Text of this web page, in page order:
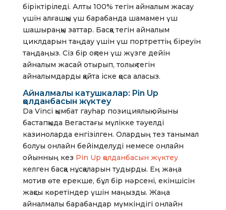
біріктіріледі. Алты 100% тегін айналым жасау
үшін алғашқы үш барабанда шамамен үш
шашыраңқы заттар. Басқа тегін айналым
циклдарын таңдау үшін үш портреттің біреуін
таңдаңыз. Сіз бір оқпен үш жүзге дейін
айналым жасай отырып, толық тегін
айналымдарды қайта іске қоса аласыз.
Айналмалы катушкалар: Pin Up
қолданбасын жүктеу
Da Vinci қымбат гауһар позициялық ойыны
бастапқыда Вегастағы мүлікке тәуелді
казиноларда енгізілген. Олардың тез танымал
болуы онлайн бейімделуді немесе онлайн
ойынның кез Pin Up қолданбасын жүктеу
келген басқа нұсқаларын тудырды. Ең жаңа
мотив өте ерекше, бұл бір нәрсені, екіншісін
жақсы көретіндер үшін маңызды. Жаңа
айналмалы барабандар мүмкіндігі онлайн